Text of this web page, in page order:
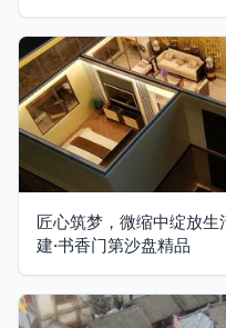
匠心筑梦，微缩中绽放
建·书香门第沙盘精品